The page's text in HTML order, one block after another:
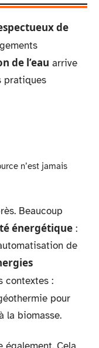
de
de l’eau arrive
pratiques
n’est jamais
Beaucoup
énergétique :
de
contextes :
pour
la biomasse.